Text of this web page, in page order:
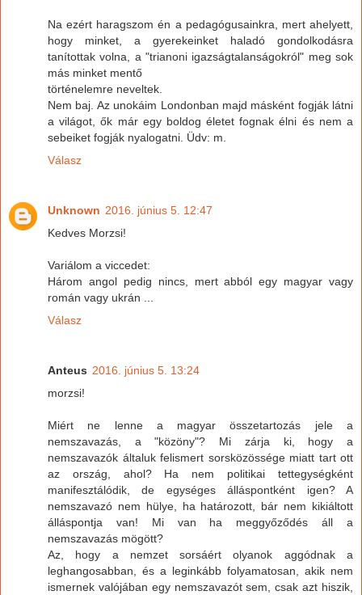
Na ezért haragszom én a pedagógusainkra, mert ahelyett,
hogy minket, a gyerekeinket haladó gondolkodásra
tanítottak volna, a "trianoni igazságtalanságokról" meg sok
más minket mentő
történelemre neveltek.
Nem baj. Az unokáim Londonban majd másként fogják látni
a világot, ők már egy boldog életet fognak élni és nem a
sebeiket fogják nyalogatni. Üdv: m.
Válasz
Unknown 2016. június 5. 12:47
Kedves Morzsi!
Variálom a viccedet:
Három angol pedig nincs, mert abból egy magyar vagy
román vagy ukrán ...
Válasz
Anteus 2016. június 5. 13:24
morzsi!
Miért ne lenne a magyar összetartozás jele a
nemszavazás, a "közöny"? Mi zárja ki, hogy a
nemszavazók általuk felismert sorsközössége miatt tart ott
az ország, ahol? Ha nem politikai tettegységként
manifesztálódik, de egységes álláspontként igen? A
nemszavazó nem hülye, ha határozott, bár nem kikiáltott
álláspontja van! Mi van ha meggyőződés áll a
nemszavazás mögött?
Az, hogy a nemzet sorsáért olyanok aggódnak a
leghangosabban, és a leginkább folyamatosan, akik nem
ismernek valójában egy nemszavazót sem, csak azt hiszik,